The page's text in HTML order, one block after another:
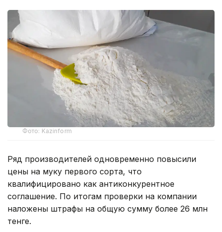
Фото: Kazinform
Ряд производителей одновременно повысили
цены на муку первого сорта, что
квалифицировано как антиконкурентное
соглашение. По итогам проверки на компании
наложены штрафы на общую сумму более 26 млн
тенге.